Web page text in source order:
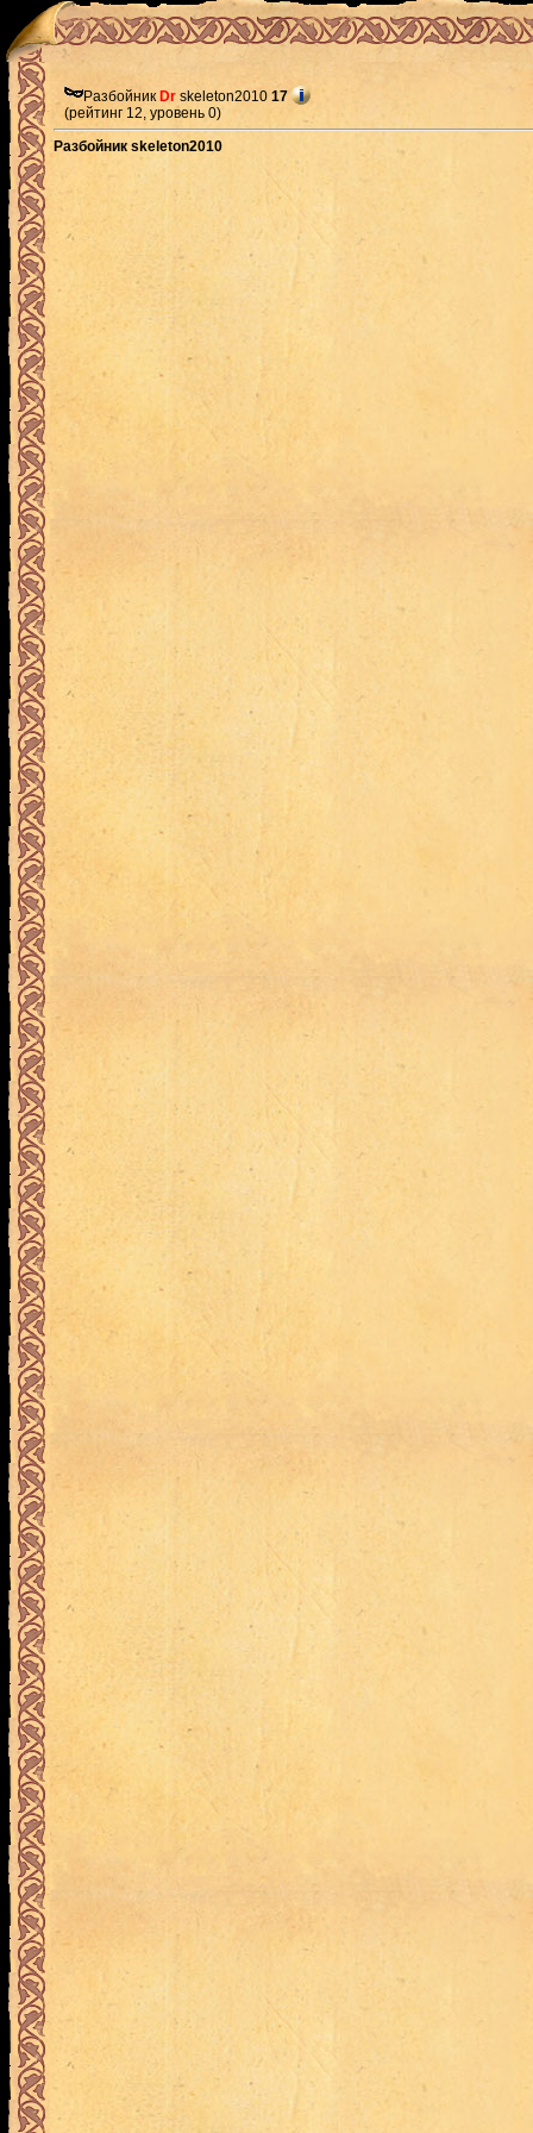
Разбойник Dr skeleton2010 17
(рейтинг 12, уровень 0)
Разбойник skeleton2010